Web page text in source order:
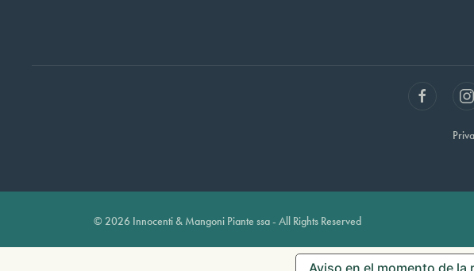
© 2026 Innocenti & Mangoni Piante ssa - All Rights Reserved